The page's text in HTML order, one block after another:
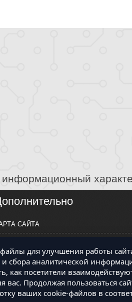
САЙТА
для улучшения работы
и сбора аналитической
как посетители
вас. Продолжая пользоваться
ваших cookie-файлов в